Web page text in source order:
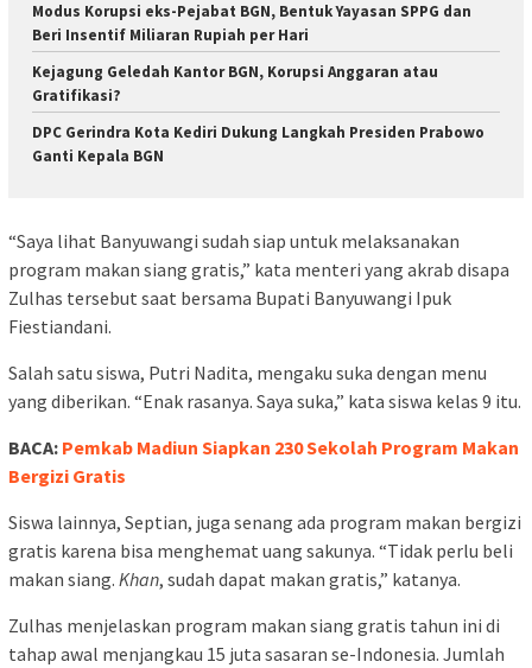
Modus Korupsi eks-Pejabat BGN, Bentuk Yayasan SPPG dan
Beri Insentif Miliaran Rupiah per Hari
Kejagung Geledah Kantor BGN, Korupsi Anggaran atau
Gratifikasi?
DPC Gerindra Kota Kediri Dukung Langkah Presiden Prabowo
Ganti Kepala BGN
“Saya lihat Banyuwangi sudah siap untuk melaksanakan
program makan siang gratis,” kata menteri yang akrab disapa
Zulhas tersebut saat bersama Bupati Banyuwangi Ipuk
Fiestiandani.
Salah satu siswa, Putri Nadita, mengaku suka dengan menu
yang diberikan. “Enak rasanya. Saya suka,” kata siswa kelas 9 itu.
BACA: Pemkab Madiun Siapkan 230 Sekolah Program Makan
Bergizi Gratis
Siswa lainnya, Septian, juga senang ada program makan bergizi
gratis karena bisa menghemat uang sakunya. “Tidak perlu beli
makan siang. Khan, sudah dapat makan gratis,” katanya.
Zulhas menjelaskan program makan siang gratis tahun ini di
tahap awal menjangkau 15 juta sasaran se-Indonesia. Jumlah